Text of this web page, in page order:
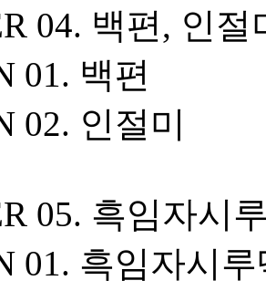
04. 백편, 인절
01. 백편
02. 인절미
05. 흑임자시
01. 흑임자시루